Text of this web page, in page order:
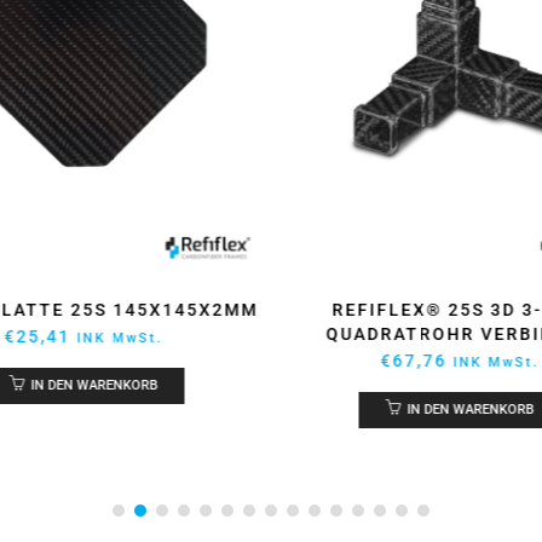
25S 3D 3-WEG
VERBINDER
IN DEN WARENKORB
REFIFLEX® 40S 3-
QUADRATROHR
€91,36 INK MwSt.
IN DEN WARENKORB